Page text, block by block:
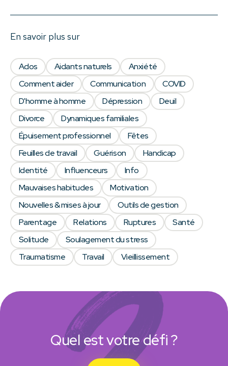
Quel est votre défi ?
En savoir plus sur
Ados Aidants naturels
Anxiété
Comment aider
Communication
COVID
D'homme à homme
Dépression
Deuil
Divorce
Dynamiques familiales
Épuisement professionnel
Fêtes
Feuilles de travail
Guérison
Handicap
Identité
Influenceurs
Info
Mauvaises habitudes
Motivation
Nouvelles & mises à jour
Outils de gestion
Parentage
Relations Ruptures
Santé
Solitude
Soulagement du stress
Traumatisme
Travail Vieillissement